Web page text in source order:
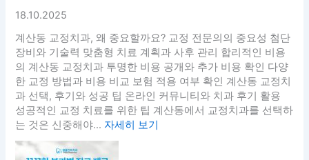
18.10.2025
계산동 교정치과, 왜 중요할까요? 교정 전문의의 중요성 첨단
장비와 기술력 맞춤형 치료 계획과 사후 관리 합리적인 비용
의 계산동 교정치과 투명한 비용 공개와 추가 비용 확인 다양
한 교정 방법과 비용 비교 보험 적용 여부 확인 계산동 교정치
과 선택, 후기와 성공 팁 온라인 커뮤니티와 치과 후기 활용
성공적인 교정 치료를 위한 팁 계산동에서 교정치과를 선택하
는 것은 신중해야... 자세히 보기